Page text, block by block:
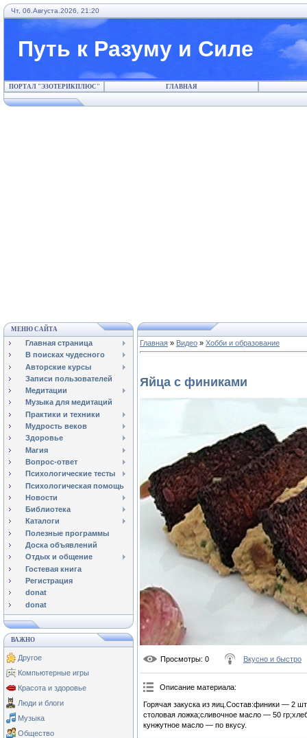
Чт, 06.Августа.2026, 21:20
Путь к Разуму и Силе
ПОРТАЛ "ЭЗОТЕРИКПЛЮС" ГЛАВНАЯ
МЕНЮ САЙТА
Главная страница
В поисках чудесного
Авторские курсы
Записи пользователей
Медитации
Музыка для медитаций
Практики и техники
Мудрость веков
Здоровье
Магия
Вопрос-ответ
Психологические тесты
Психологическая помощь
Новости
Библиотека
Каталоги
Полезные программы
Доска объявлений
Отдых и общение
Гостевая книга
Регистрация
donat
donat
ВАЖНО
Другое
Компьютерные игры
Красота и здоровье
Люди и блоги
Музыка
Общество
Главная » Видео » Хобби и образование
Яйца с финиками
Просмотры: 0 Вкусно и быстро
Описание материала:
Горячая закуска из яиц.Состав:финики — 2
столовая ложка;сливочное масло — 50
кунжутное масло — по вкусу.